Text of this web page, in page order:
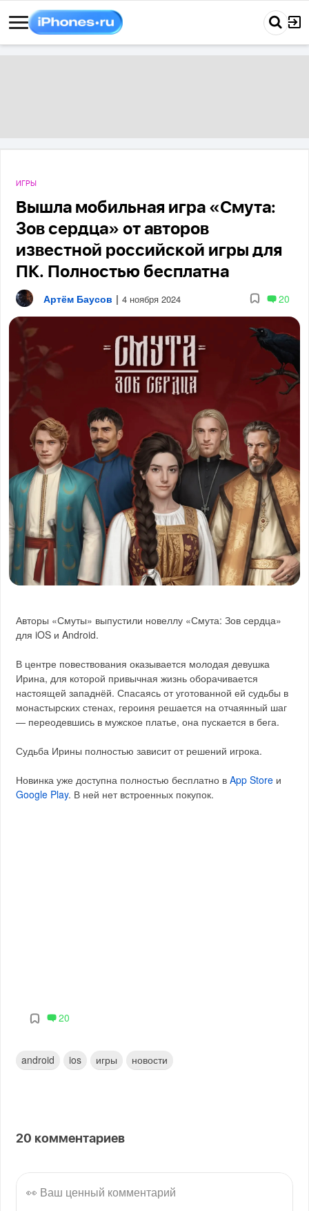
ИГРЫ
Вышла мобильная игра «Смута:
Зов сердца» от авторов
известной российской игры для
ПК. Полностью бесплатна
Артём Баусов | 4 ноября 2024 20
Авторы «Смуты» выпустили новеллу «Смута: Зов сердца»
для iOS и Android.
В центре повествования оказывается молодая девушка
Ирина, для которой привычная жизнь оборачивается
настоящей западнёй. Спасаясь от уготованной ей судьбы в
монастырских стенах, героиня решается на отчаянный шаг
— переодевшись в мужское платье, она пускается в бега.
Судьба Ирины полностью зависит от решений игрока.
Новинка уже доступна полностью бесплатно вApp Store и
Google Play. В ней нет встроенных покупок.
20
android ios игры новости
20 комментариев